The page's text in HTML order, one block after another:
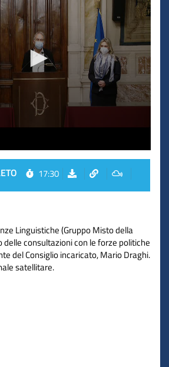
17:30
Linguistiche (Gruppo Misto della
delle consultazioni con le forze politiche
del Consiglio incaricato, Mario Draghi.
satellitare.